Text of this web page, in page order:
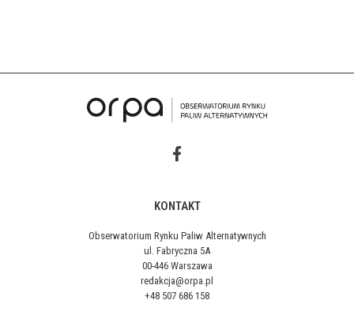
KONTAKT
Obserwatorium Rynku Paliw Alternatywnych
ul. Fabryczna 5A
00-446 Warszawa
redakcja@orpa.pl
+48 507 686 158